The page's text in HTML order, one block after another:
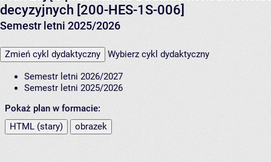
decyzyjnych [200-HES-1S-006]
Semestr letni 2025/2026
Zmień cykl dydaktyczny Wybierz cykl dydaktyczny
Semestr letni 2026/2027
Semestr letni 2025/2026
Pokaż plan w formacie:
HTML (stary)
obrazek